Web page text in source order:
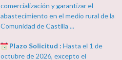
comercialización y garantizar el
abastecimiento en el medio rural de la
Comunidad de Castilla ...
Plazo Solicitud : Hasta el 1 de
octubre de 2026, excepto el